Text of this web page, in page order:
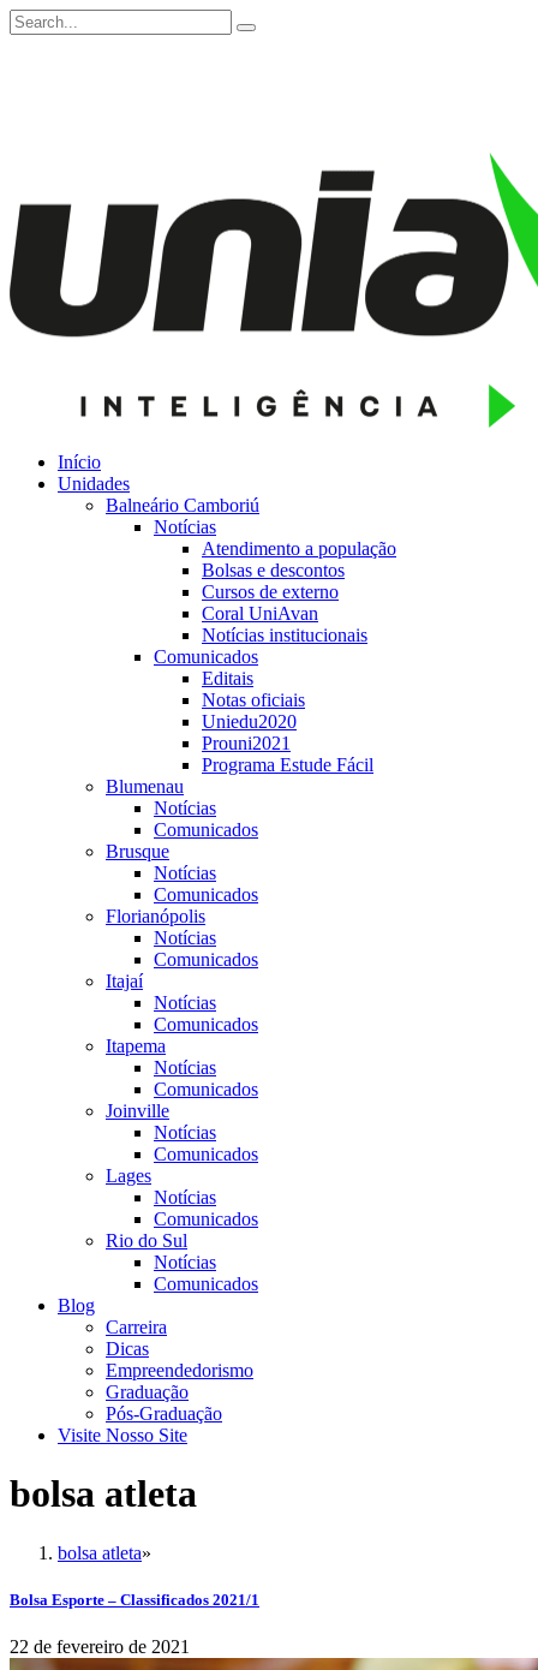
Início
Unidades
Balneário Camboriú
Notícias
Atendimento a população
Bolsas e descontos
Cursos de externo
Coral UniAvan
Notícias institucionais
Comunicados
Editais
Notas oficiais
Uniedu2020
Prouni2021
Programa Estude Fácil
Blumenau
Notícias
Comunicados
Brusque
Notícias
Comunicados
Florianópolis
Notícias
Comunicados
Itajaí
Notícias
Comunicados
Itapema
Notícias
Comunicados
Joinville
Notícias
Comunicados
Lages
Notícias
Comunicados
Rio do Sul
Notícias
Comunicados
Blog
Carreira
Dicas
Empreendedorismo
Graduação
Pós-Graduação
Visite Nosso Site
bolsa atleta
bolsa atleta»
Bolsa Esporte – Classificados 2021/1
22 de fevereiro de 2021